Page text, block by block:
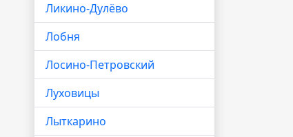
Ликино-Дулёво
Лобня
Лосино-Петровский
Луховицы
Лыткарино